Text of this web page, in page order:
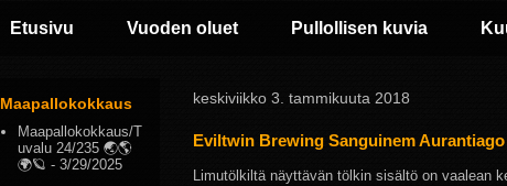
Etusivu Vuoden oluet Pullollisen kuvia
keskiviikko 3. tammikuuta 2018
Eviltwin Brewing Sanguinem Aurantiago
Limutölkiltä näyttävän tölkin sisältö on vaalean
Maapallokokkaus
Maapallokokkaus/T
uvalu 24/235 🌏🌎
🌍🪐 - 3/29/2025